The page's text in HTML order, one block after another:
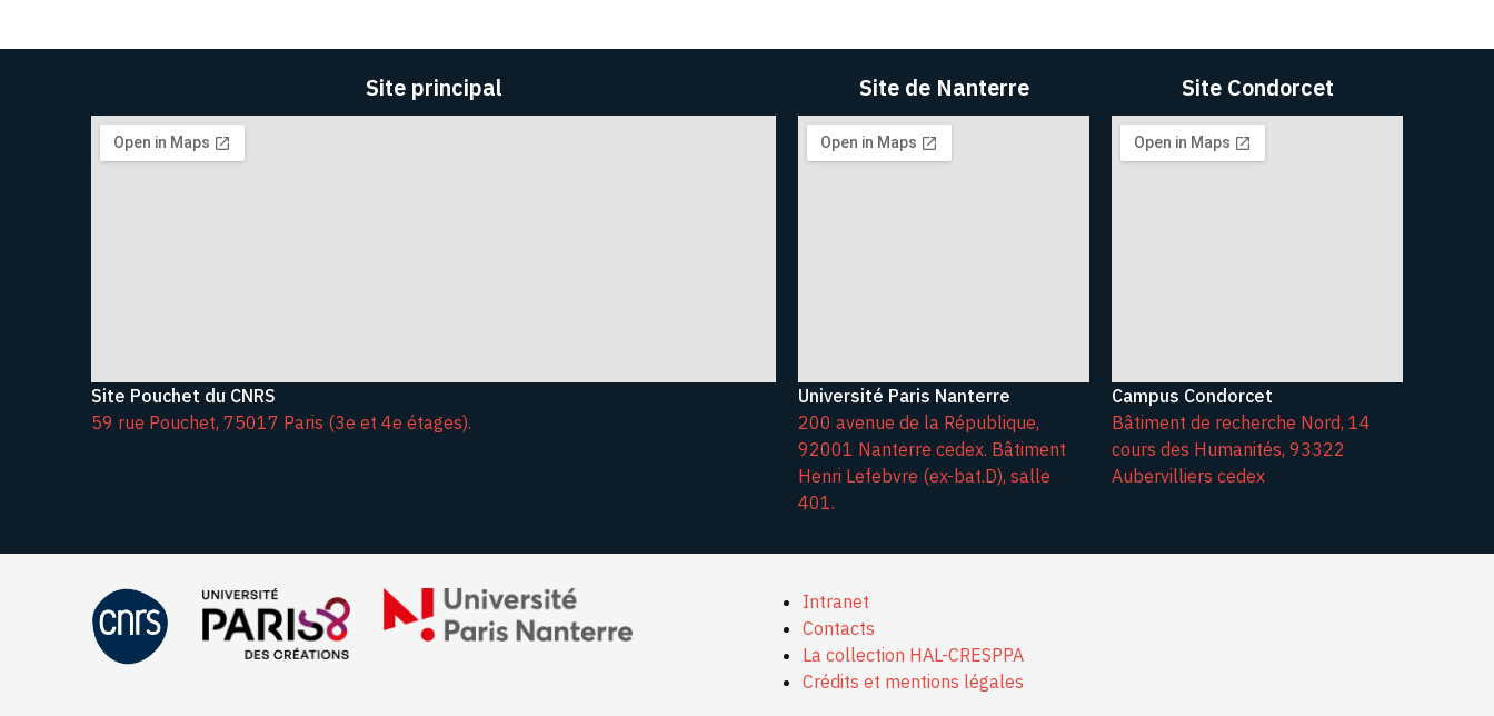
Site principal
Site Pouchet du CNRS
59 rue Pouchet, 75017 Paris (3e et 4e étages).
Site de Nanterre
Université Paris Nanterre
200 avenue de la République,
92001 Nanterre cedex. Bâtiment
Henri Lefebvre (ex-bat.D), salle
401.
Site Condorcet
Campus Condorcet
Bâtiment de recherche Nord, 14
cours des Humanités, 93322
Aubervilliers cedex
Intranet
Contacts
La collection HAL-CRESPPA
Crédits et mentions légales